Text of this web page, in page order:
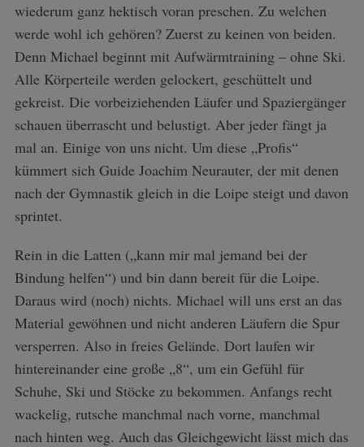
wiederum ganz hektisch voran preschen. Zu welchen
werde wohl ich gehören? Zuerst zu keinen von beiden.
Denn Michael beginnt mit Aufwärmtraining – ohne Ski.
Alle Körperteile werden gelockert, geschüttelt und
gekreist. Die vorbeiziehenden Läufer und Spaziergänger
schauen überrascht und belustigt. Aber jeder fängt ja
mal an. Einige von uns nicht. Um diese „Profis“
kümmert sich Guide Joachim Neurauter, der mit denen
nach der Gymnastik gleich in die Loipe steigt und davon
sprintet.
Rein in die Latten („kann mir mal jemand bei der
Bindung helfen“) und bin dann bereit für die Loipe.
Daraus wird (noch) nichts. Michael will uns erst an das
Material gewöhnen und nicht anderen Läufern die Spur
versperren. Also in freies Gelände. Dort laufen wir
hintereinander eine große „8“, um ein Gefühl für
Schuhe, Ski und Stöcke zu bekommen. Anfangs recht
wackelig, rutsche manchmal nach vorne, manchmal
nach hinten weg. Auch das Gleichgewicht lässt mich das